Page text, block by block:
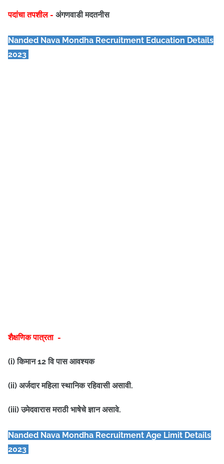
पदांचा तपशील - अंगणवाडी मदतनीस
Nanded Nava Mondha Recruitment Education Details
2023
शैक्षणिक पात्रता -
(i) किमान 12 वि पास आवश्यक
(ii) अर्जदार महिला स्थानिक रहिवासी असावी.
(iii) उमेदवारास मराठी भाषेचे ज्ञान असावे.
Nanded Nava Mondha Recruitment Age Limit Details
2023